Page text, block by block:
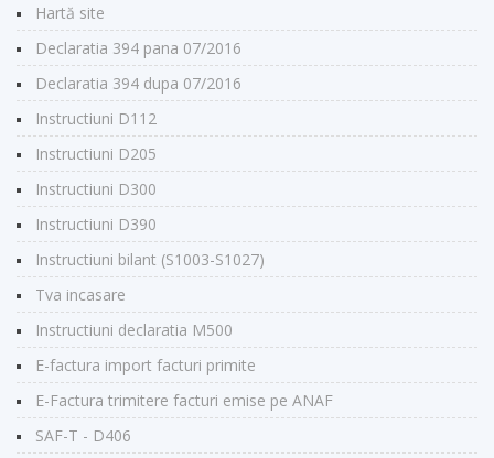
Hartă site
Declaratia 394 pana 07/2016
Declaratia 394 dupa 07/2016
Instructiuni D112
Instructiuni D205
Instructiuni D300
Instructiuni D390
Instructiuni bilant (S1003-S1027)
Tva incasare
Instructiuni declaratia M500
E-factura import facturi primite
E-Factura trimitere facturi emise pe ANAF
SAF-T - D406